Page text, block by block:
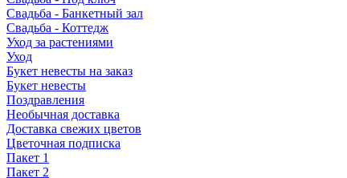
Свадьба - Банкетный зал
Свадьба - Коттедж
Уход за растениями
Уход
Букет невесты на заказ
Букет невесты
Поздравления
Необычная доставка
Доставка свежих цветов
Цветочная подписка
Пакет 1
Пакет 2